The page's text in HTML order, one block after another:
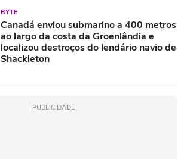
BYTE
Canadá enviou submarino a 400 metros
ao largo da costa da Groenlândia e
localizou destroços do lendário navio de
Shackleton
PUBLICIDADE